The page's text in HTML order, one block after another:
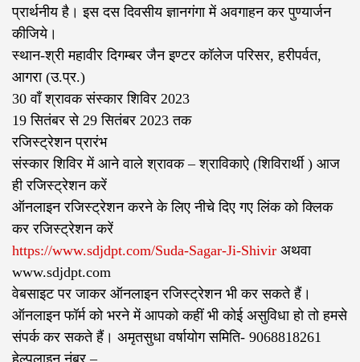
प्रार्थनीय है। इस दस दिवसीय ज्ञानगंगा में अवगाहन कर पुण्यार्जन
कीजिये।
स्थान-श्री महावीर दिगम्बर जैन इण्टर कॉलेज परिसर, हरीपर्वत,
आगरा (उ.प्र.)
30 वाँ श्रावक संस्कार शिविर 2023
19 सितंबर से 29 सितंबर 2023 तक
रजिस्ट्रेशन प्रारंभ
संस्कार शिविर में आने वाले श्रावक – श्राविकाऐ (शिविरार्थी ) आज
ही रजिस्ट्रेशन करें
ऑनलाइन रजिस्ट्रेशन करने के लिए नीचे दिए गए लिंक को क्लिक
कर रजिस्ट्रेशन करें
https://www.sdjdpt.com/Suda-Sagar-Ji-Shivir अथवा
www.sdjdpt.com
वेबसाइट पर जाकर ऑनलाइन रजिस्ट्रेशन भी कर सकते हैं।
ऑनलाइन फॉर्म को भरने में आपको कहीं भी कोई असुविधा हो तो हमसे
संपर्क कर सकते हैं। अमृतसुधा वर्षायोग समिति- 9068818261